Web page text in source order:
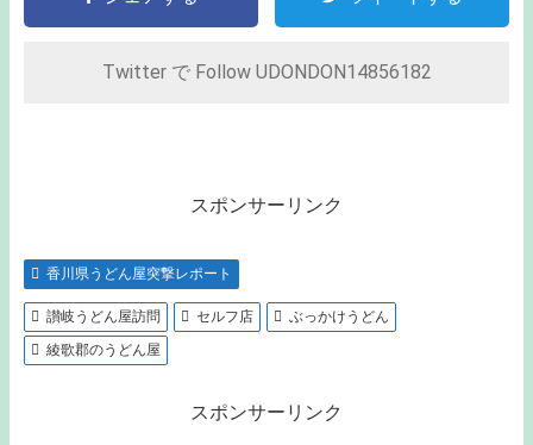
Twitter で Follow UDONDON14856182
スポンサーリンク
香川県うどん屋突撃レポート
讃岐うどん屋訪問 セルフ店
ぶっかけうどん
綾歌郡のうどん屋
スポンサーリンク